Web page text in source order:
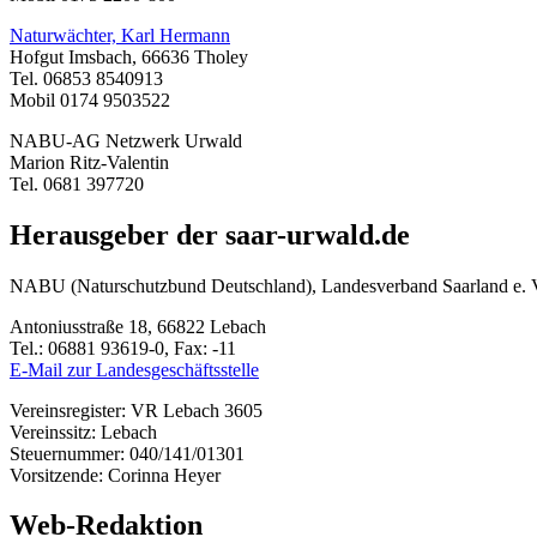
Naturwächter, Karl Hermann
Hofgut Imsbach, 66636 Tholey
Tel. 06853 8540913
Mobil 0174 9503522
NABU-AG Netzwerk Urwald
Marion Ritz-Valentin
Tel. 0681 397720
Herausgeber der saar-urwald.de
NABU (Naturschutzbund Deutschland), Landesverband Saarland e.
Antoniusstraße 18, 66822 Lebach
Tel.: 06881 93619-0, Fax: -11
E-Mail zur Landesgeschäftsstelle
Vereinsregister: VR Lebach 3605
Vereinssitz: Lebach
Steuernummer: 040/141/01301
Vorsitzende: Corinna Heyer
Web-Redaktion